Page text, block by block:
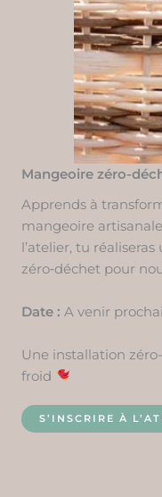
Mangeoire zéro-
Apprends à
mangeoire
l’atelier, tu
zéro‑déchet pour
Date : A venir
Une installation
froid
S’INSCRIRE À